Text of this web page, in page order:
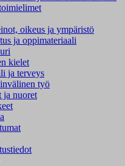
oikeus ja ympäristö
ja oppimateriaali
kielet
ja terveys
työ
ja nuoret